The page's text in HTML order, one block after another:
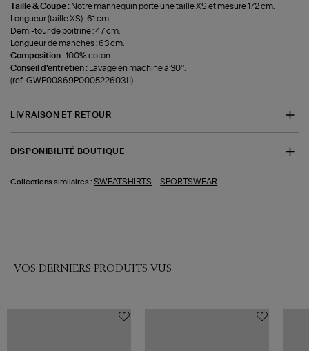
Taille & Coupe : Notre mannequin porte une taille XS et mesure 172 cm.
Longueur (taille XS) : 61 cm.
Demi-tour de poitrine : 47 cm.
Longueur de manches : 63 cm.
Composition :100% coton.
Conseil d'entretien :
Lavage en machine à 30°.
(ref-GWP00869P00052260311)
LIVRAISON ET RETOUR
DISPONIBILITÉ BOUTIQUE
Collections similaires : SWEATSHIRTS -SPORTSWEAR
VOS DERNIERS PRODUITS VUS